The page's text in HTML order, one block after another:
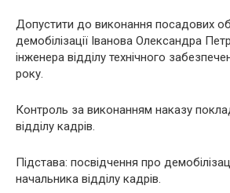
Допустити до виконання посадових
демобілізації Іванова Олександра
інженера відділу технічного
року.
Контроль за виконанням наказу
відділу кадрів.
Підстава: посвідчення про
начальника відділу кадрів.